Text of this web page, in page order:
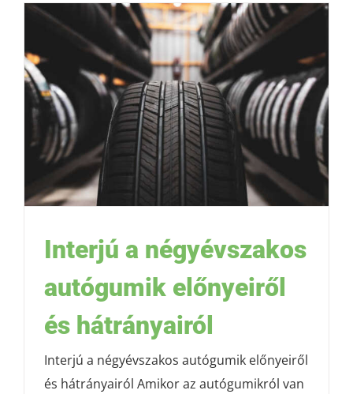
Interjú a négyévszakos
autógumik előnyeiről
és hátrányairól
Interjú a négyévszakos autógumik előnyeiről
és hátrányairól Amikor az autógumikról van